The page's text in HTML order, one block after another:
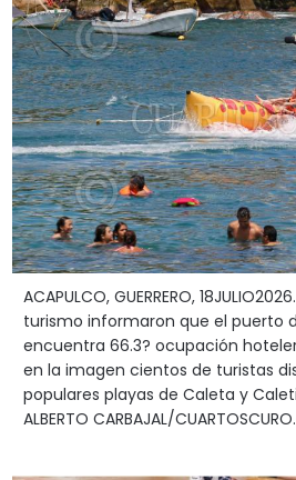
ACAPULCO, GUERRERO,
turismo informaron que el puerto
encuentra 66.3? ocupación
en la imagen cientos de turistas
populares playas de Caleta y
ALBERTO CARBAJAL/